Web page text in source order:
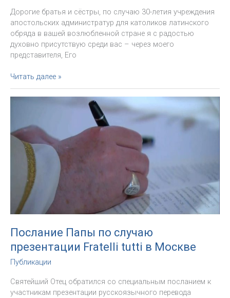
Дорогие братья и сёстры, по случаю 30-летия учреждения
апостольских администратур для католиков латинского
обряда в вашей возлюбленной стране я с радостью
духовно присутствую среди вас – через моего
представителя, Его
Послание
Папы
Франциска
Читать далее »
Послание Папы по случаю
презентации Fratelli tutti в Москве
Публикации
Святейший Отец обратился со специальным посланием к
участникам презентации русскоязычного перевода